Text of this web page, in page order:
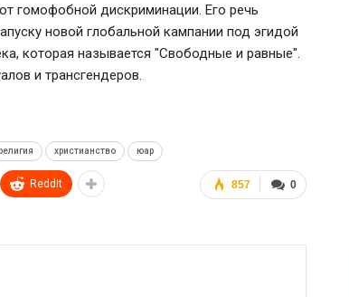
гомофобной дискриминации. Его речь
новой глобальной кампании под эгидой
которая называется "Свободные и равные".
и трансгендеров.
христианство юар
0
857
ReddIt